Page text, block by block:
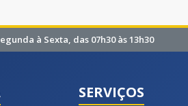
à Sexta, das 07h30 às 13h30
SERVIÇOS